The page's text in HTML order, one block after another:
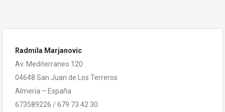
Radmila Marjanovic
Av. Mediterraneo 120
04648 San Juan de Los Terreros
Almeria – España
673589226 / 679 73 42 30